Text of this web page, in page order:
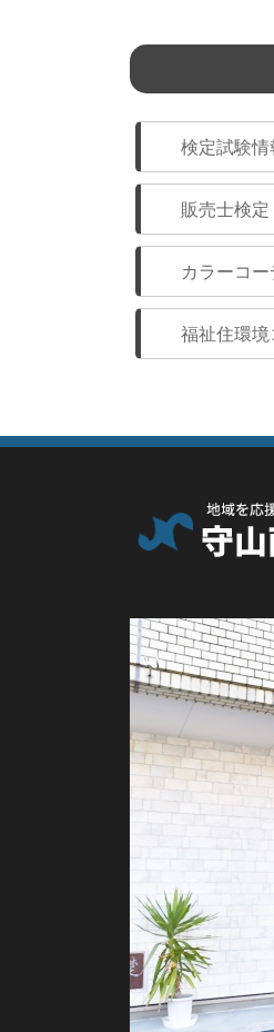
検定試験情
販売士検定
カラーコ
福祉住環